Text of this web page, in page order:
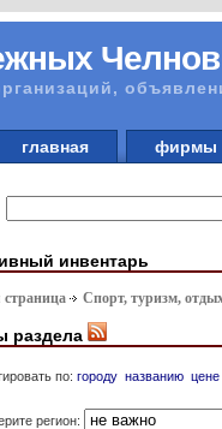
Челнов
главная
инвентарь
страница Спорт, туризм,
раздела
по: городу названию цене
регион: